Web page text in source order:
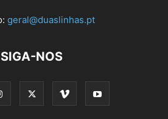
geral@duaslinhas.pt
SIGA-NOS